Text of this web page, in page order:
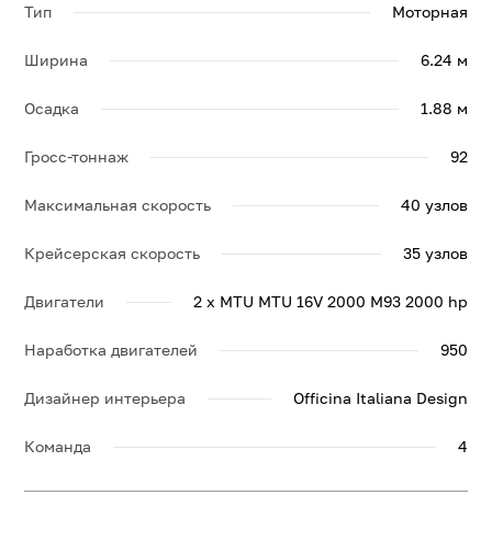
Тип Моторная
Ширина 6.24 м
Осадка 1.88 м
Гросс-тоннаж 92
Максимальная скорость 40 узлов
Крейсерская скорость 35 узлов
Двигатели 2 x MTU MTU 16V 2000 M93 2000 hp
Наработка двигателей 950
Дизайнер интерьера Officina Italiana Design
Команда 4